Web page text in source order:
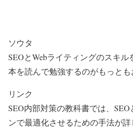
ソウタ
SEOとWebライティングのスキル
本を読んで勉強するのがもっとも
リンク
SEO内部対策の教科書では、
ンで最適化させるための手法が詳